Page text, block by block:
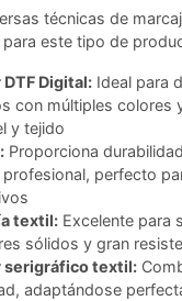
técnicas de
este tipo de
Digital: Ideal para
con múltiples colores
y tejido
Proporciona
perfecto
textil: Excelente para
sólidos y gran
serigráfico textil:
adaptándose